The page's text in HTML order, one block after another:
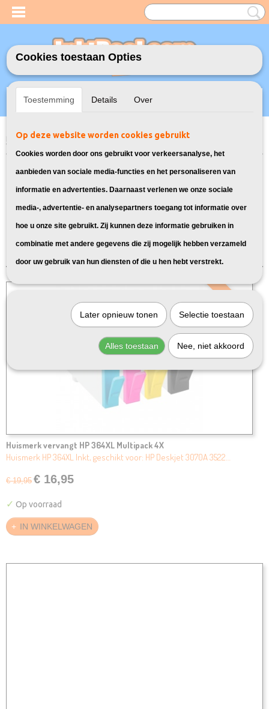
Inloggen Registreren
UW WINKELWAGEN
Home>Model Printer>364XL Inkt cartridges voor HP
voor HP Photosmart C310A
Deze cartridges zijn geschikt voor de
HP Photosmart C310A
SALE
Huismerk vervangt HP 364XL Multipack 4X
Huismerk HP 364XL Inkt, geschikt voor: HP Deskjet 3070A 3522…
€ 19,95 € 16,95
✓ Op voorraad
IN WINKELWAGEN
Cookies toestaan Opties
Toestemming Details Over
Op deze website worden cookies gebruikt
Cookies worden door ons gebruikt voor verkeersanalyse, het
aanbieden van sociale media-functies en het personaliseren van
informatie en advertenties. Daarnaast verlenen we onze sociale
media-, advertentie- en analysepartners toegang tot informatie over
hoe u onze site gebruikt. Zij kunnen deze informatie gebruiken in
combinatie met andere gegevens die zij mogelijk hebben verzameld
door uw gebruik van hun diensten of die u hen hebt verstrekt.
Later opnieuw tonen Selectie toestaan
Alles toestaan Nee, niet akkoord